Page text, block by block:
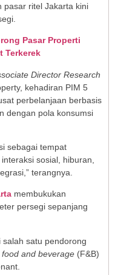
pasar ritel Jakarta kini
Pasar Properti
Terkerek
Director Research
kehadiran PIM 5
perbelanjaan berbasis
dengan pola konsumsi
sebagai tempat
sosial, hiburan,
terangnya.
membukukan
persegi sepanjang
satu pendorong
food and beverage (F&B)